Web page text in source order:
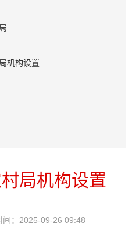
机构设置
局机构设置
间：2025-09-26 09:48